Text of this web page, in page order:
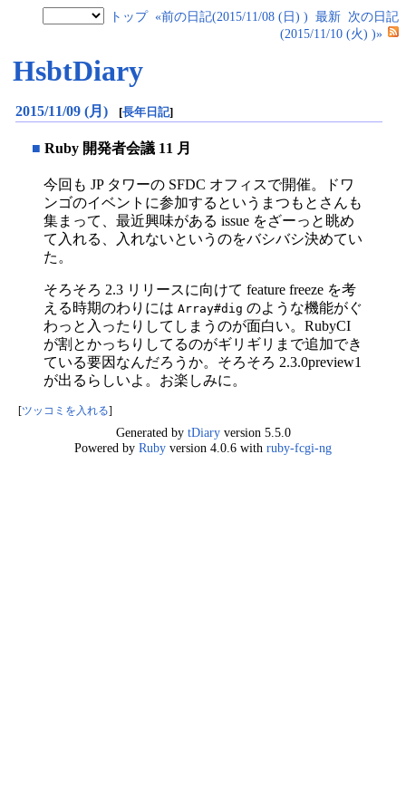
トップ «前の日記(2015/11/08 (日) ) 最新 次の日記
(2015/11/10 (火) )»
HsbtDiary
2015/11/09 (月) [長年日記]
■ Ruby 開発者会議 11 月
今回も JP タワーの SFDC オフィスで開催。ドワ
ンゴのイベントに参加するというまつもとさんも
集まって、最近興味がある issue をざーっと眺め
て入れる、入れないというのをバシバシ決めてい
た。
そろそろ 2.3 リリースに向けて feature freeze を考
える時期のわりには Array#dig のような機能がぐ
わっと入ったりしてしまうのが面白い。RubyCI
が割とかっちりしてるのがギリギリまで追加でき
ている要因なんだろうか。そろそろ 2.3.0preview1
が出るらしいよ。お楽しみに。
[ツッコミを入れる]
Generated by tDiaryversion 5.5.0
Powered by Ruby version 4.0.6 with ruby-fcgi-ng